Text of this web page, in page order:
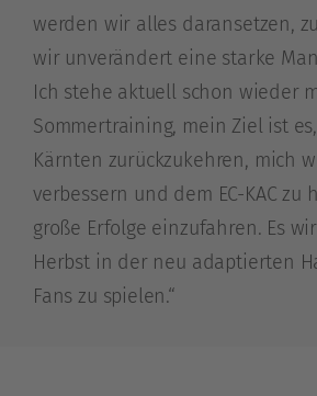
werden wir alles daransetzen,
wir unverändert eine starke
Ich stehe aktuell schon wieder
Sommertraining, mein Ziel ist
Kärnten zurückzukehren, mich
verbessern und dem EC-KAC zu
große Erfolge einzufahren. Es
Herbst in der neu adaptierten
Fans zu spielen.“